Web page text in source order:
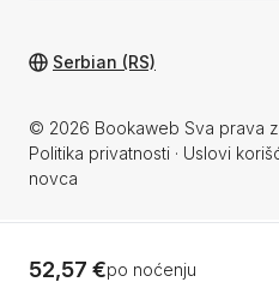
52,57 €po noćenju
© 2026 Bookaweb Sva prava
Politika privatnosti · Uslovi
novca
Serbian (RS)